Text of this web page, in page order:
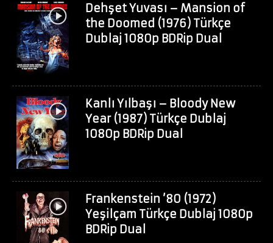
Dehşet Yuvası – Mansion of
the Doomed (1976) Türkçe
Dublaj 1080p BDRip Dual
Kanlı Yılbaşı – Bloody New
Year (1987) Türkçe Dublaj
1080p BDRip Dual
Frankenstein ’80 (1972)
Yeşilçam Türkçe Dublaj 1080p
BDRip Dual